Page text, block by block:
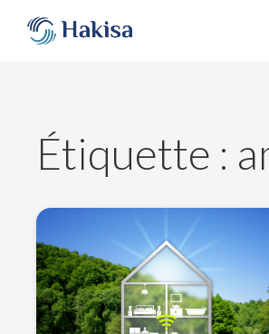
contenu
Étiquette :